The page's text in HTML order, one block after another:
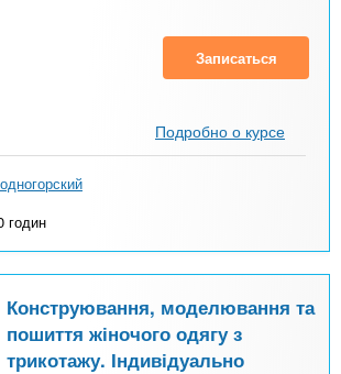
Записаться
Подробно о курсе
годин
Конструювання, моделювання та
пошиття жіночого одягу з
трикотажу. Індивідуально